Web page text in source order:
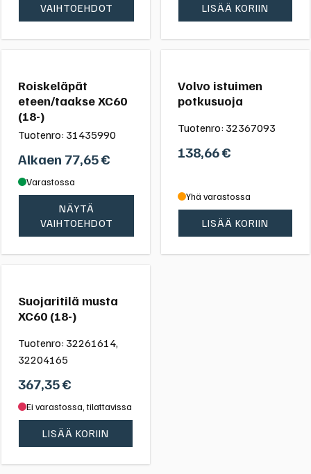
VAIHTOEHDOT
LISÄÄ KORIIN
Roiskeläpät
eteen/taakse XC60
(18-)
Tuotenro: 31435990
Alkaen 77,65€
Varastossa
NÄYTÄ
VAIHTOEHDOT
Volvo istuimen
potkusuoja
Tuotenro: 32367093
138,66€
Yhä varastossa
LISÄÄ KORIIN
Suojaritilä musta
XC60 (18-)
Tuotenro: 32261614,
32204165
367,35€
Ei varastossa, tilattavissa
LISÄÄ KORIIN